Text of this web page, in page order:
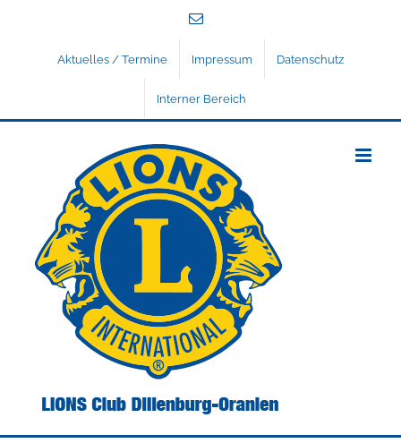
E-
Aktuelles / Termine Impressum Datenschutz
Interner Bereich